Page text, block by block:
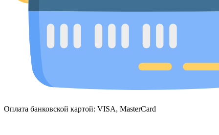
Оплата банковской картой: VISA, MasterCard